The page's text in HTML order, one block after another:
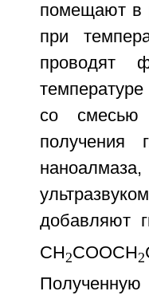
помещают в
при
проводят
со смесью
получения
добавляют
CH2COOCH2
Полученную